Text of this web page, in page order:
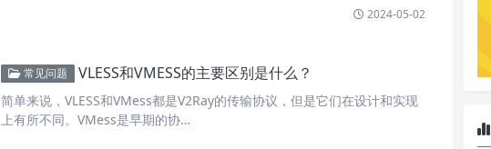
2024-05-02
常见问题 VLESS和VMESS的主要区别是什么？
简单来说，VLESS和VMess都是V2Ray的传输协议，但是它们在设计和实现
上有所不同。VMess是早期的协…